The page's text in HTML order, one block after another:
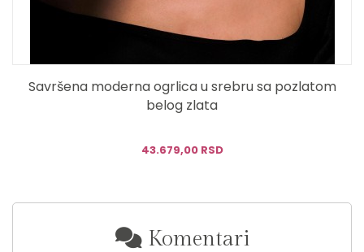
Savršena moderna ogrlica u srebru sa pozlatom
belog zlata
43.679,00 RSD
Komentari